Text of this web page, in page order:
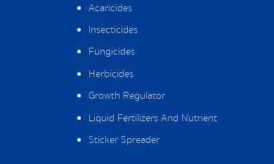
Acaricides
Insecticides
Fungicides
Herbicides
Growth Regulator
Liquid Fertilizers And Nutrient
Sticker Spreader